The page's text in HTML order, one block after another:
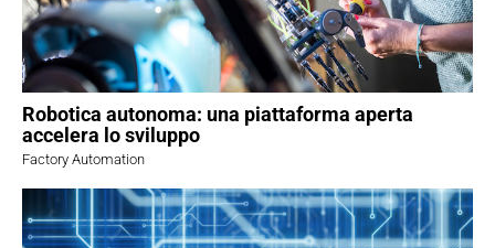
Robotica autonoma: una piattaforma aperta
accelera lo sviluppo
Factory Automation